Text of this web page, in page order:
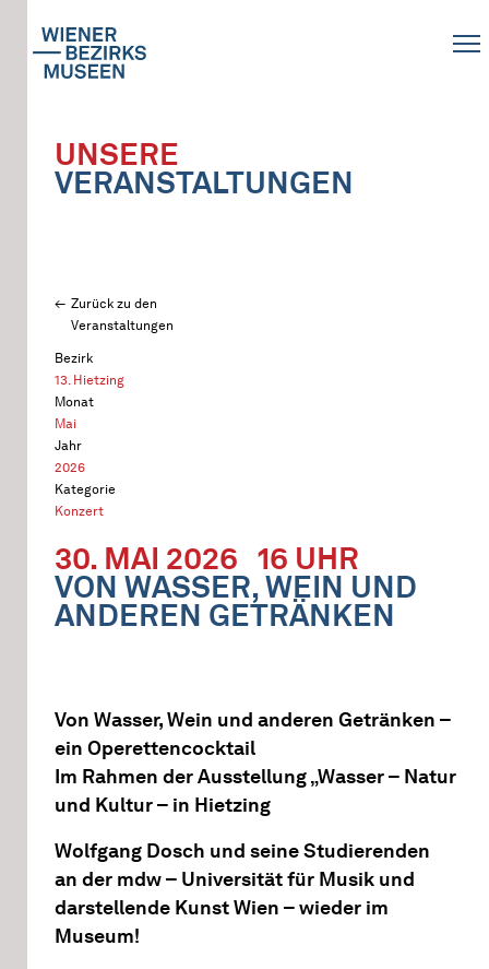
UNSERE
VERANSTALTUNGEN
Zurück zu den
Veranstaltungen
Bezirk
13. Hietzing
Monat
Mai
Jahr
2026
Kategorie
Konzert
30. MAI 2026 16 UHR
VON WASSER, WEIN UND
ANDEREN GETRÄNKEN
Von Wasser, Wein und anderen Getränken –
ein Operettencocktail
Im Rahmen der Ausstellung „Wasser – Natur
und Kultur – in Hietzing
Wolfgang Dosch und seine Studierenden
an der mdw – Universität für Musik und
darstellende Kunst Wien – wieder im
Museum!